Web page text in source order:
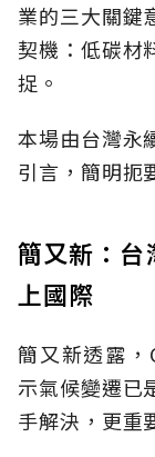
業的三大關鍵
契機：低碳材
捉。
本場由台灣永
引言，簡明扼
簡又新：台
上國際
簡又新透露，
示氣候變遷已
手解決，更重